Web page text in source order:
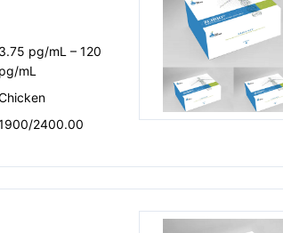
3.75 pg/mL – 120
pg/mL
2400.00